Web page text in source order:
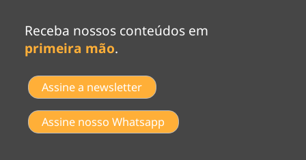
Receba nossos conteúdos em
primeira mão.
Assine a newsletter
Assine nosso Whatsapp